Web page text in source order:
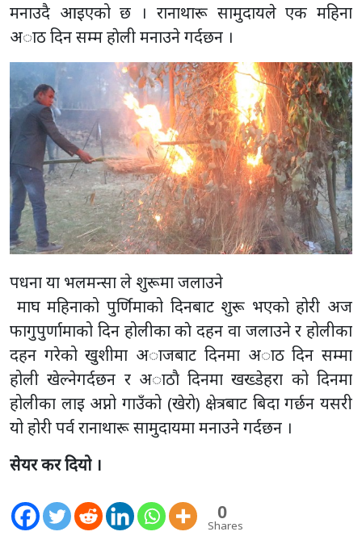
मनाउदै आइएको छ । रानाथारू सामुदायले एक महिना
अाठ दिन सम्म हाेली मनाउने गर्दछन ।
पधना या भलमन्सा ले शुरूमा जलाउने
माघ महिनाको पुर्णिमाको दिनबाट शुरू भएको होरी अज
फागुपुर्णामाको दिन होलीका काे दहन वा जलाउने र होलीका
दहन गरेको खुशीमा अाजबाट दिनमा अाठ दिन सम्मा
होली खेल्नेगर्दछन र अाठाै दिनमा खख्डेहरा को दिनमा
होलीका लाइ अप्नो गाउँको (खेरो) क्षेत्रबाट बिदा गर्छन यसरी
यो होरी पर्व रानाथारू सामुदायमा मनाउने गर्दछन ।
सेयर कर दियो ।
0
Shares